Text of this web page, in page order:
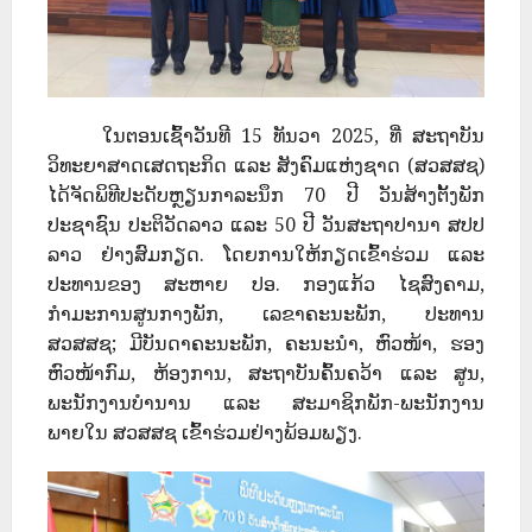
ໃນຕອນເຊົ້າວັນທີ 15 ທັນວາ 2025, ທີ່ ສະຖາບັນ
ວິທະຍາສາດເສດຖະກິດ ແລະ ສັງຄົມແຫ່ງຊາດ (ສວສສຊ)
ໄດ້ຈັດພິທີປະດັບຫຼຽນກາລະນຶກ 70 ປີ ວັນສ້າງຕັ້ງພັກ
ປະຊາຊົນ ປະຕິວັດລາວ ແລະ 50 ປີ ວັນສະຖາປານາ ສປປ
ລາວ ຢ່າງສົມກຽດ. ໂດຍການໃຫ້ກຽດເຂົ້າຮ່ວມ ແລະ
ປະທານຂອງ ສະຫາຍ ປອ. ກອງແກ້ວ ໄຊສົງຄາມ,
ກຳມະການສູນກາງພັກ, ເລຂາຄະນະພັກ, ປະທານ
ສວສສຊ; ມີບັນດາຄະນະພັກ, ຄະນະນຳ, ຫົວໜ້າ, ຮອງ
ຫົວໜ້າກົມ, ຫ້ອງການ, ສະຖາບັນຄົ້ນຄວ້າ ແລະ ສູນ,
ພະນັກງານບຳນານ ແລະ ສະມາຊິກພັກ-ພະນັກງານ
ພາຍໃນ ສວສສຊ ເຂົ້າຮ່ວມຢ່າງພ້ອມພຽງ.